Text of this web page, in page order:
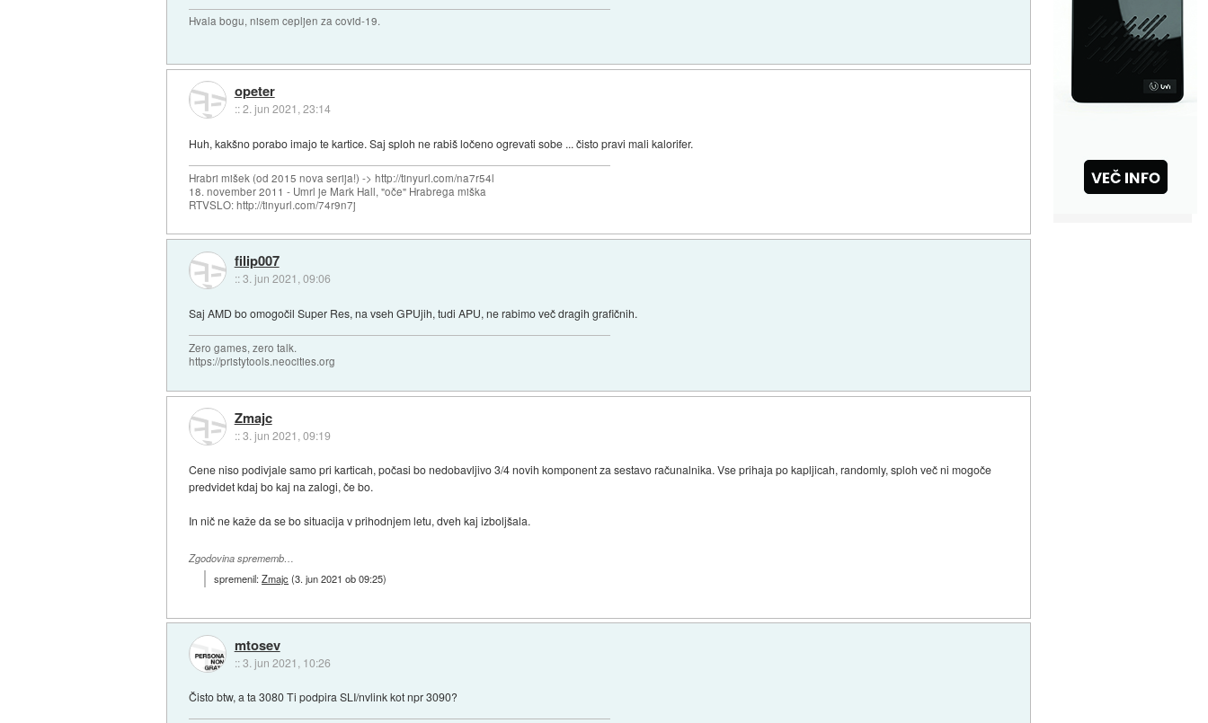
Hvala bogu, nisem cepljen za covid-19.
opeter
::2. jun 2021, 23:14
Huh, kakšno porabo imajo te kartice. Saj sploh ne rabiš ločeno ogrevati sobe ... čisto pravi mali kalorifer.
Hrabri mišek (od 2015 nova serija!) -> http://tinyurl.com/na7r54l
18. november 2011 - Umrl je Mark Hall, "oče" Hrabrega miška
RTVSLO: http://tinyurl.com/74r9n7j
filip007
::3. jun 2021, 09:06
Saj AMD bo omogočil Super Res, na vseh GPUjih, tudi APU, ne rabimo več dragih grafičnih.
Zero games, zero talk.
https://pristytools.neocities.org
Zmajc
::3. jun 2021, 09:19
Cene niso podivjale samo pri karticah, počasi bo nedobavljivo 3/4 novih komponent za sestavo računalnika. Vse prihaja po kapljicah, randomly, sploh več ni mogoče
predvidet kdaj bo kaj na zalogi, če bo.
In nič ne kaže da se bo situacija v prihodnjem letu, dveh kaj izboljšala.
Zgodovina sprememb…
spremenil:Zmajc(3. jun 2021 ob 09:25)
mtosev
::3. jun 2021, 10:26
Čisto btw, a ta 3080 Ti podpira SLI/nvlink kot npr 3090?